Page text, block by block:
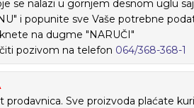
se nalazi u gornjem desnom uglu
i popunite sve Vaše potrebne
na dugme "NARUČI"
pozivom na telefon 064/368-368-1
prodavnica. Sve proizvoda plaćate